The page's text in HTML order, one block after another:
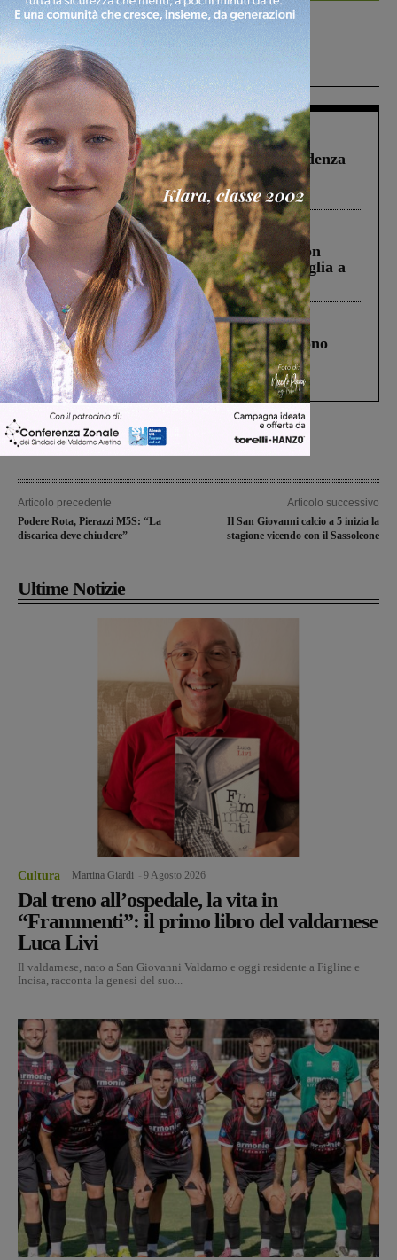
Più lette
Figline Incisa Valdarno 1 Agosto 2026
Piscina di Figline finanziata oltre la scadenza
Pnrr, il gruppo di Fratelli d’Italia: “Un
ringraziamento al Governo”
Cronaca 3 Agosto 2026
Scomparso da una struttura di Castiglion
Fiorentino l’uomo che aveva ucciso la figlia a
Levane nel 2020
Cronaca 4 Agosto 2026
Un anno fa la strage in A1 in cui morirono
Gianni, Giulia e Franco. Lo schianto, il
processo, lo stop ai sorpassi fra tir....
Articolo precedente
Podere Rota, Pierazzi M5S: “La
discarica deve chiudere”
Articolo successivo
Il San Giovanni calcio a 5 inizia la
stagione vicendo con il Sassoleone
Ultime Notizie
Cultura Martina Giardi 9 Agosto 2026
Dal treno all’ospedale, la vita in
“Frammenti”: il primo libro del valdarnese
Luca Livi
Il valdarnese, nato a San Giovanni Valdarno e oggi residente a Figline e
Incisa, racconta la genesi del suo...